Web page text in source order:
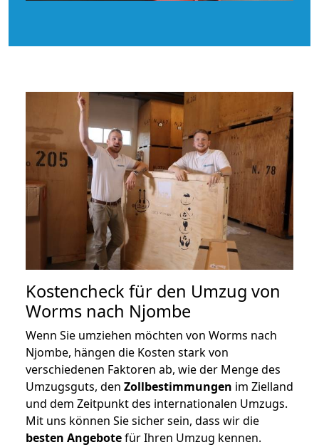
Kostencheck für den Umzug von
Worms nach Njombe
Wenn Sie umziehen möchten von Worms nach
Njombe, hängen die Kosten stark von
verschiedenen Faktoren ab, wie der Menge des
Umzugsguts, den Zollbestimmungen im Zielland
und dem Zeitpunkt des internationalen Umzugs.
Mit uns können Sie sicher sein, dass wir die
besten Angebotefür Ihren Umzug kennen.